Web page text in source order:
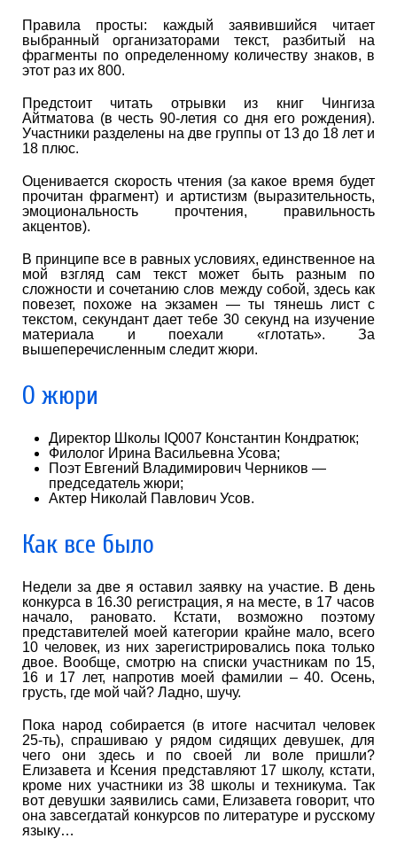
Правила просты: каждый заявившийся читает
выбранный организаторами текст, разбитый на
фрагменты по определенному количеству знаков, в
этот раз их 800.
Предстоит читать отрывки из книг Чингиза
Айтматова (в честь 90-летия со дня его рождения).
Участники разделены на две группы от 13 до 18 лет и
18 плюс.
Оценивается скорость чтения (за какое время будет
прочитан фрагмент) и артистизм (выразительность,
эмоциональность прочтения, правильность
акцентов).
В принципе все в равных условиях, единственное на
мой взгляд сам текст может быть разным по
сложности и сочетанию слов между собой, здесь как
повезет, похоже на экзамен — ты тянешь лист с
текстом, секундант дает тебе 30 секунд на изучение
материала и поехали «глотать». За
вышеперечисленным следит жюри.
О жюри
Директор Школы IQ007 Константин Кондратюк;
Филолог Ирина Васильевна Усова;
Поэт Евгений Владимирович Черников —
председатель жюри;
Актер Николай Павлович Усов.
Как все было
Недели за две я оставил заявку на участие. В день
конкурса в 16.30 регистрация, я на месте, в 17 часов
начало, рановато. Кстати, возможно поэтому
представителей моей категории крайне мало, всего
10 человек, из них зарегистрировались пока только
двое. Вообще, смотрю на списки участникам по 15,
16 и 17 лет, напротив моей фамилии – 40. Осень,
грусть, где мой чай? Ладно, шучу.
Пока народ собирается (в итоге насчитал человек
25-ть), спрашиваю у рядом сидящих девушек, для
чего они здесь и по своей ли воле пришли?
Елизавета и Ксения представляют 17 школу, кстати,
кроме них участники из 38 школы и техникума. Так
вот девушки заявились сами, Елизавета говорит, что
она завсегдатай конкурсов по литературе и русскому
языку…